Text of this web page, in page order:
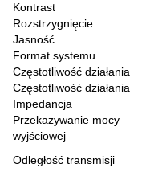
Kontrast
Rozstrzygnięcie
Jasność
Format systemu
Częstotliwość działania
Częstotliwość działania
Impedancja
Przekazywanie mocy
wyjściowej
Odległość transmisji